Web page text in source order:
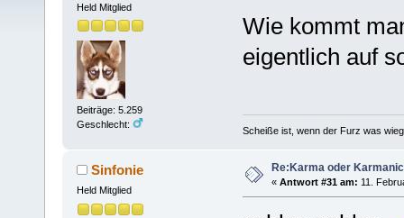
Held Mitglied
Beiträge: 5.259
Geschlecht:
Wie kommt
eigentlich auf
Scheiße ist, wenn der Furz was
Sinfonie
Held Mitglied
Re:Karma oder
« Antwort #31 am: 11.